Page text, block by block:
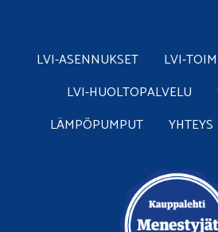
LVI-ASENNUKSET
LVI-
LVI-HUOLTOPALVELU
LÄMPÖPUMPUT
YHTEYS